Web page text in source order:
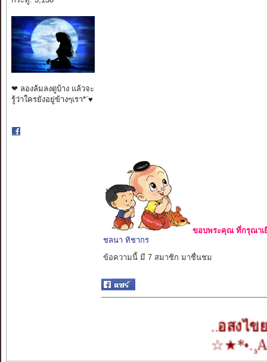
❤ ลองล้มลงดูบ้าง แล้วจะ
รู้ว่าใครยังอยู่ข้างๆเรา*¨♥
ขอบพระคุณ ที่กรุณาเ
ชลนา ทิชากร
ข้อความนี้ มี 7 สมาชิก มาชื่นชม
อสงไขย..ใน..
☆★*•.¸All You